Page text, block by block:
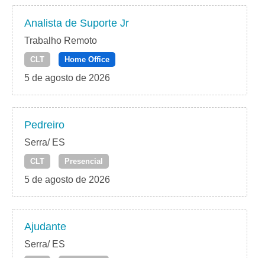
Analista de Suporte Jr
Trabalho Remoto
CLT Home Office
5 de agosto de 2026
Pedreiro
Serra/ ES
CLT Presencial
5 de agosto de 2026
Ajudante
Serra/ ES